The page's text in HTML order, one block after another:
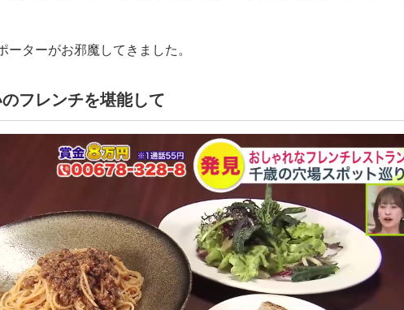
ーターがお邪魔してきました。
フレンチを堪能して